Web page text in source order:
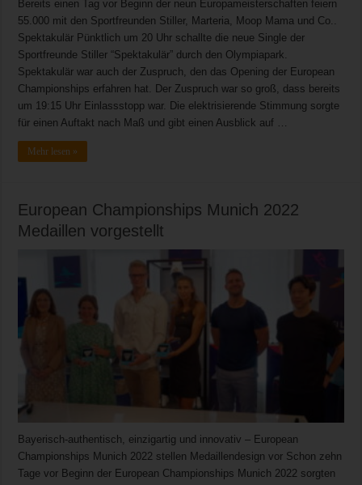
Bereits einen Tag vor Beginn der neun Europameisterschaften feiern
55.000 mit den Sportfreunden Stiller, Marteria, Moop Mama und Co..
Spektakulär Pünktlich um 20 Uhr schallte die neue Single der
Sportfreunde Stiller “Spektakulär” durch den Olympiapark.
Spektakulär war auch der Zuspruch, den das Opening der European
Championships erfahren hat. Der Zuspruch war so groß, dass bereits
um 19:15 Uhr Einlassstopp war. Die elektrisierende Stimmung sorgte
für einen Auftakt nach Maß und gibt einen Ausblick auf …
Mehr lesen »
European Championships Munich 2022
Medaillen vorgestellt
Bayerisch-authentisch, einzigartig und innovativ – European
Championships Munich 2022 stellen Medaillendesign vor Schon zehn
Tage vor Beginn der European Championships Munich 2022 sorgten